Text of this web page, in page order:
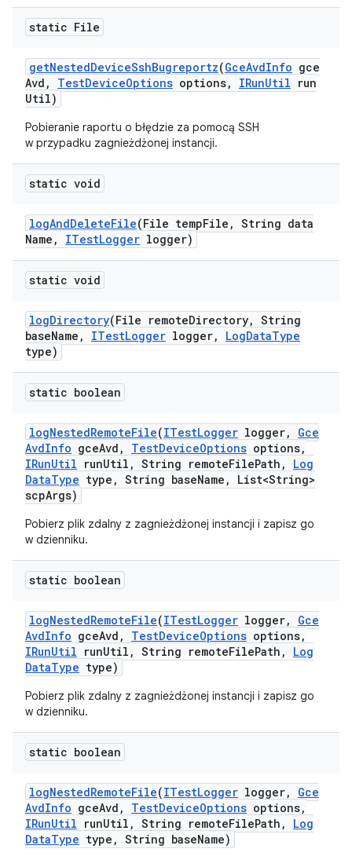
static File
getNestedDeviceSshBugreportz(GceAvdInfo gce
Avd , TestDeviceOptions options, IRunUtil run
Util)
Pobieranie raportu o błędzie za pomocą SSH
w przypadku zagnieżdżonej instancji.
static void
logAndDeleteFile(File tempFile , String data
Name , ITestLogger logger)
static void
logDirectory(File remoteDirectory, String
baseName , ITestLogger logger, LogDataType
type)
static boolean
logNestedRemoteFile(ITestLogger logger,
Gce
AvdInfo gceAvd , TestDeviceOptions options,
IRunUtil runUtil , String remoteFilePath ,
Log
DataType type , String baseName ,
List<String>
scpArgs)
Pobierz plik zdalny z zagnieżdżonej instancji i zapisz go
w dzienniku.
static boolean
logNestedRemoteFile(ITestLogger logger,
Gce
AvdInfo gceAvd , TestDeviceOptions options,
IRunUtil runUtil , String remoteFilePath ,
Log
DataType type)
Pobierz plik zdalny z zagnieżdżonej instancji i zapisz go
w dzienniku.
static boolean
logNestedRemoteFile(ITestLogger logger,
Gce
AvdInfo gceAvd , TestDeviceOptions options,
IRunUtil runUtil , String remoteFilePath ,
Log
DataType type , String baseName)